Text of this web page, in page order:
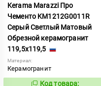
Kerama Marazzi Про
Чементо KM1212G0011R
Серый Светлый Матовый
Обрезной керамогранит
119,5x119,5
Материал:
Керамогранит
Код товара: